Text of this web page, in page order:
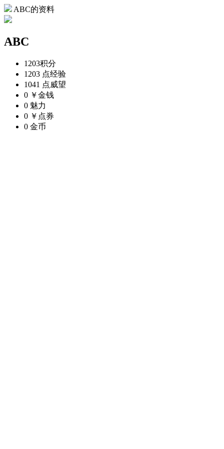
ABC的资料
ABC
1203积分
1203 点经验
1041 点威望
0 ￥金钱
0 魅力
0 ￥ 点券
0 金币